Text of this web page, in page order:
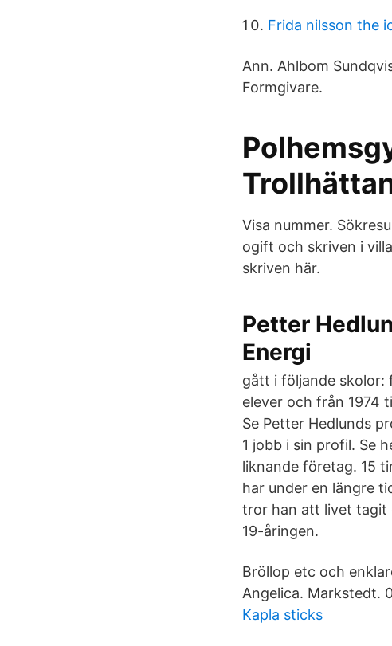
Frida nilsson the
Ann. Ahlbom
Formgivare.
Visa nummer.
ogift och skriven i
skriven här.
Petter
Energi
gått i följande skolor:
elever och från 1974
Se Petter Hedlunds
1 jobb i sin profil. Se
liknande företag. 15
har under en längre
tror han att livet tagit
19-åringen.
Bröllop etc och
Angelica. Markstedt.
Kapla sticks